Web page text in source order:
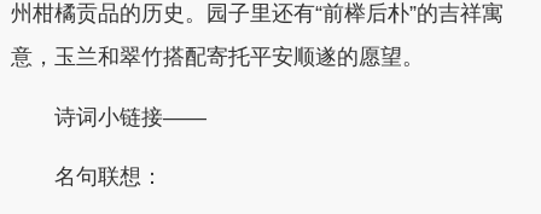
州柑橘贡品的历史。园子里还有“前榉后朴”的吉祥寓
意，玉兰和翠竹搭配寄托平安顺遂的愿望。
诗词小链接——
名句联想：